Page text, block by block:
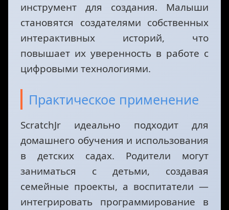
инструмент для создания. Малыши
становятся создателями собственных
интерактивных историй, что
повышает их уверенность в работе с
цифровыми технологиями.
Практическое применение
ScratchJr идеально подходит для
домашнего обучения и использования
в детских садах. Родители могут
заниматься с детьми, создавая
семейные проекты, а воспитатели —
интегрировать программирование в